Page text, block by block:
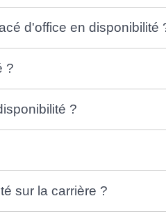
d'office en disponibilité
?
?
sur la carrière ?